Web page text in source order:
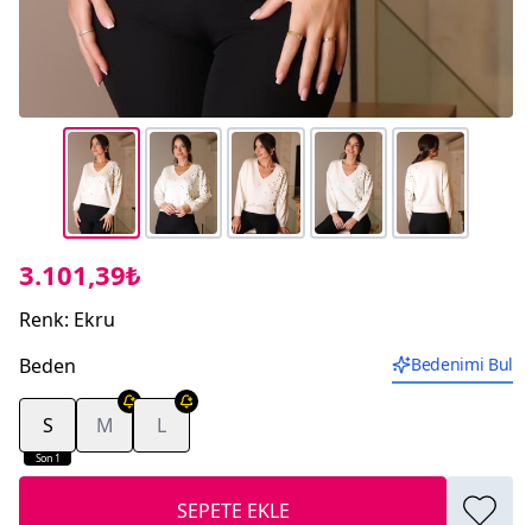
3.101,39₺
Renk: Ekru
Beden
Bedenimi Bul
Son 1
S M L
SEPETE EKLE